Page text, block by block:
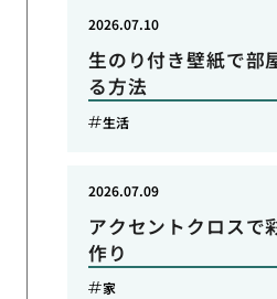
生のり付き壁紙で部
る方法
2026.07.10
生活
アクセントクロスで
作り
2026.07.09
家